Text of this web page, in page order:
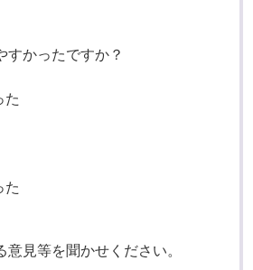
すかったですか？
た
た
意見等を聞かせください。